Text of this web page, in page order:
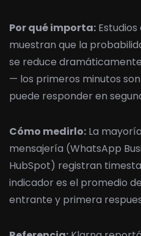
Por qué importa:
muestran que la
se reduce
— los primeros minutos
puede responder en
Cómo medirlo: La
mensajería (WhatsApp
HubSpot) registran
indicador es el promedio
entrante y primera